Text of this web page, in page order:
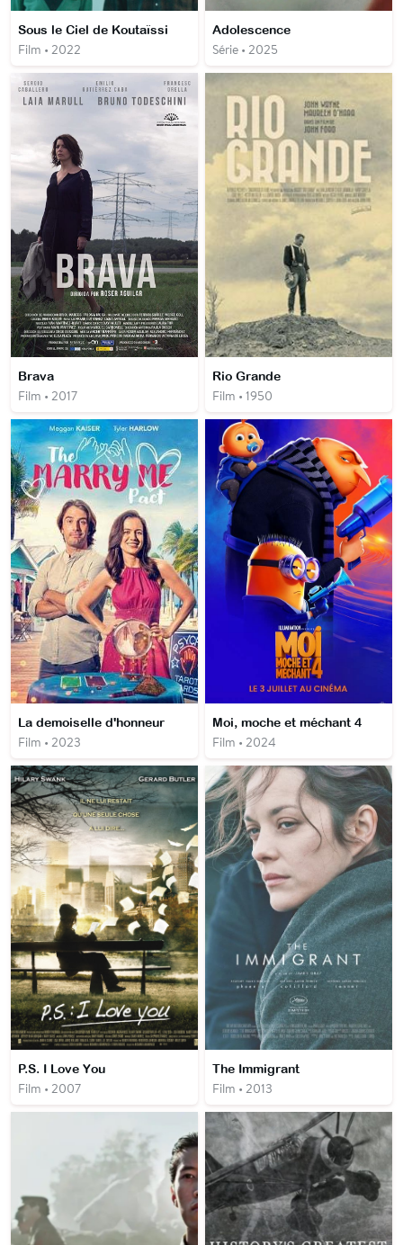
Sous le Ciel de Koutaïssi
Film • 2022
Adolescence
Série • 2025
Brava
Film • 2017
Rio Grande
Film • 1950
La demoiselle d'honneur
Film • 2023
Moi, moche et méchant 4
Film • 2024
P.S. I Love You
Film • 2007
The Immigrant
Film • 2013